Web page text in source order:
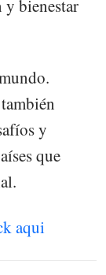
bienestar
y
que
aqui